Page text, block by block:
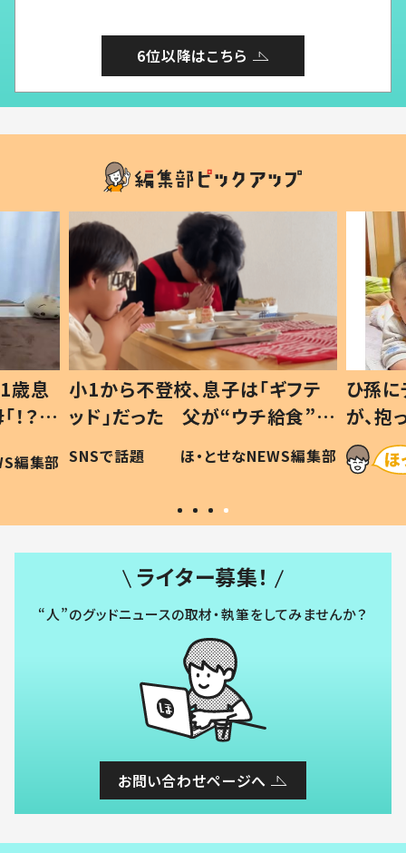
6位以降はこちら
歳息
？」
編集部
小1から不登校、息子は「ギフテ
ッド」だった 父が“ウチ給食”を
作り続ける理由とは #令和の親
#令和の子
SNSで話題 ほ・とせなNEWS編集部
ひ孫
が、
「涙が
い」
ライター募集！
“人”のグッドニュースの取材・執筆をしてみませんか？
お問い合わせページへ